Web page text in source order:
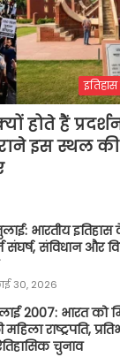
होते हैं
इस स्थल की
भारतीय
संघर्ष, संविधान और
30, 2026
2007: भारत को
राष्ट्रपति,
चुनाव